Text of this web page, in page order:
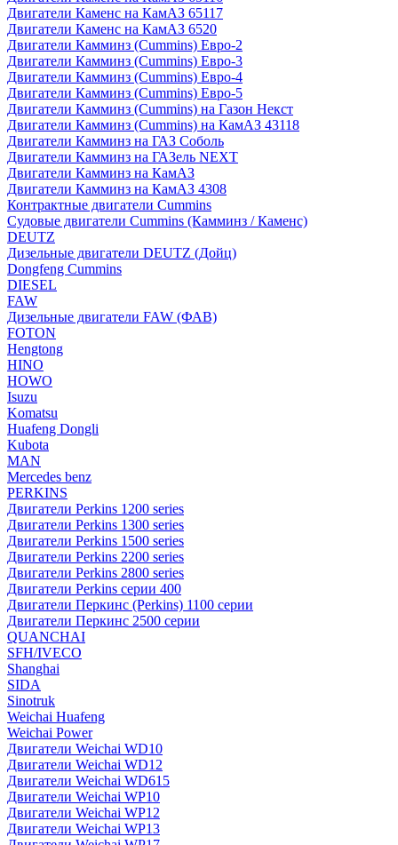
Двигатели Каменс на КамАЗ 65117
Двигатели Каменс на КамАЗ 6520
Двигатели Камминз (Cummins) Евро-2
Двигатели Камминз (Cummins) Евро-3
Двигатели Камминз (Cummins) Евро-4
Двигатели Камминз (Cummins) Евро-5
Двигатели Камминз (Cummins) на Газон Некст
Двигатели Камминз (Cummins) на КамАЗ 43118
Двигатели Камминз на ГАЗ Соболь
Двигатели Камминз на ГАЗель NEXT
Двигатели Камминз на КамАЗ
Двигатели Камминз на КамАЗ 4308
Контрактные двигатели Cummins
Судовые двигатели Cummins (Камминз / Каменс)
DEUTZ
Дизельные двигатели DEUTZ (Дойц)
Dongfeng Cummins
DIESEL
FAW
Дизельные двигатели FAW (ФАВ)
FOTON
Hengtong
HINO
HOWO
Isuzu
Komatsu
Huafeng Dongli
Kubota
MAN
Mercedes benz
PERKINS
Двигатели Perkins 1200 series
Двигатели Perkins 1300 series
Двигатели Perkins 1500 series
Двигатели Perkins 2200 series
Двигатели Perkins 2800 series
Двигатели Perkins серии 400
Двигатели Перкинс (Perkins) 1100 серии
Двигатели Перкинс 2500 серии
QUANCHAI
SFH/IVECO
Shanghai
SIDA
Sinotruk
Weichai Huafeng
Weichai Power
Двигатели Weichai WD10
Двигатели Weichai WD12
Двигатели Weichai WD615
Двигатели Weichai WP10
Двигатели Weichai WP12
Двигатели Weichai WP13